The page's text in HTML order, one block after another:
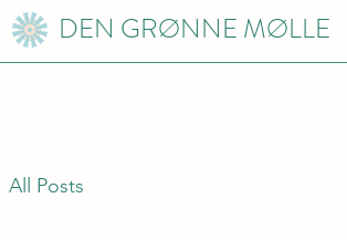
DEN GRØNNE MØLLE
All Posts